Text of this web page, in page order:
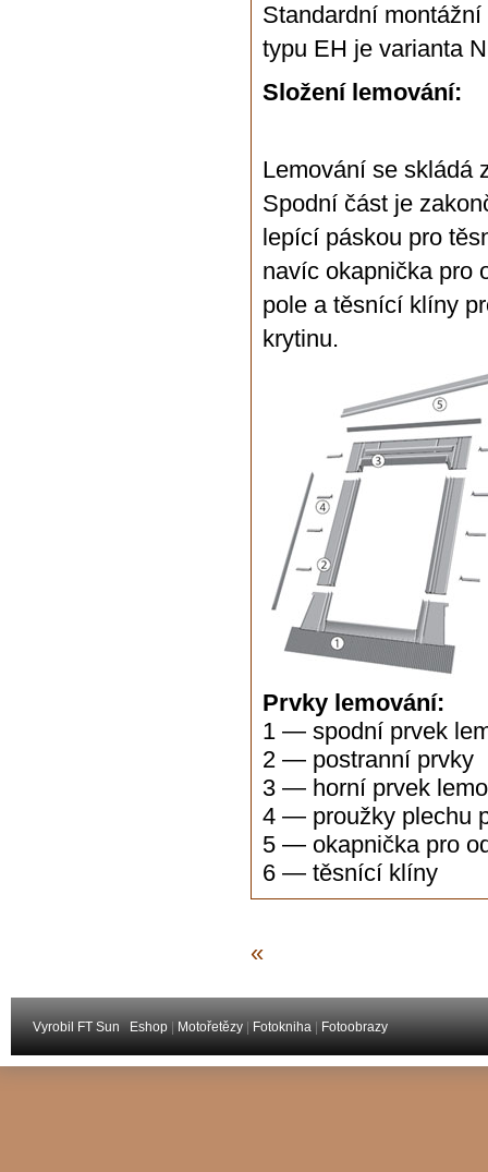
Standardní
typu EH je varianta
Složení lemování:
Lemování se skládá
Spodní část je
lepící páskou pro
navíc okapnička pro
pole a těsnící klíny
krytinu.
Prvky lemování:
1 — spodní prvek
2 — postranní prvky
3 — horní prvek
4 — proužky plechu
5 — okapnička pro
6 — těsnící klíny
«
Vyrobil FT Sun Eshop Motořetězy Fotokniha Fotoobrazy